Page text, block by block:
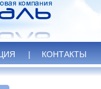
| КОНТАКТЫ